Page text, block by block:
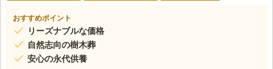
おすすめポイント
リーズナブルな価格
自然志向の樹木葬
安心の永代供養